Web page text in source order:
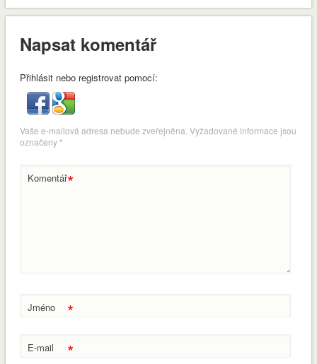
Napsat komentář
Přihlásit nebo registrovat pomocí:
Vaše e-mailová adresa nebude zveřejněna. Vyžadované informace jsou
označeny*
Komentář*
Jméno *
E-mail *